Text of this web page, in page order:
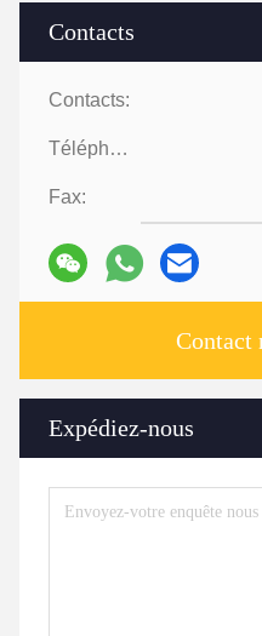
Contacts
Contacts:
Téléphone:
Fax:
Contact
Expédiez-nous